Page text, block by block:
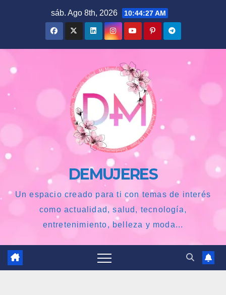
sáb. Ago 8th, 2026 10:44:28 AM
DEMUJERES
Un espacio creado para ti con temas de interés
como actualidad, salud, tecnología,
entretenimiento, belleza y moda...